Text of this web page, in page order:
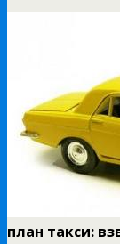
план такси: